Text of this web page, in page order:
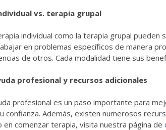
vs. terapia grupal
individual como la terapia grupal
en problemas específicos de manera
de otros. Cada modalidad tiene sus
profesional y recursos adicionales
profesional es un paso importante para
confianza. Además, existen numerosos
en comenzar terapia, visita nuestra página de